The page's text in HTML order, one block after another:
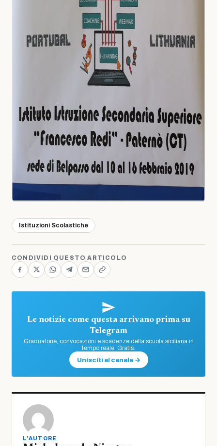
Istituzioni Scolastiche
CONDIVIDI QUESTO ARTICOLO
Le notizie come questa arrivano prima su
Telegram
Graduatorie, convocazioni e scadenze della scuola siciliana in
tempo reale. Gratis.
Unisciti al canale →
L'AUTORE